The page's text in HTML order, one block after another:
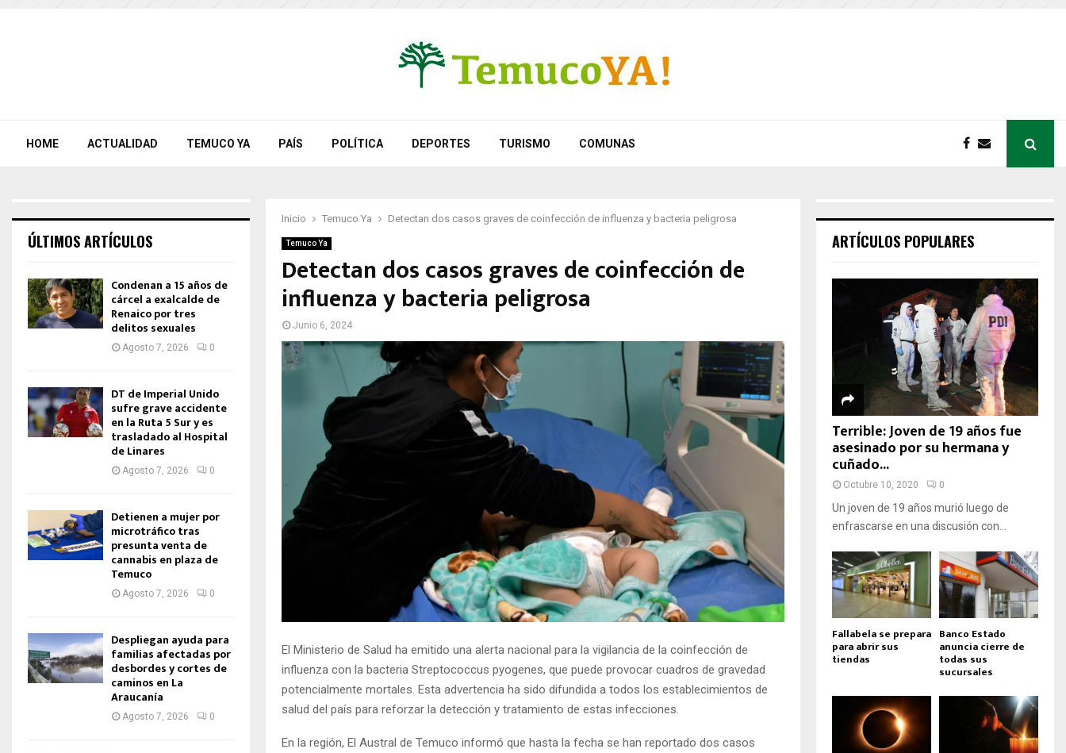
HOME ACTUALIDAD TEMUCO YA PAÍS POLÍTICA DEPORTES TURISMO COMUNAS
Inicio Temuco Ya Detectan dos casos graves de coinfección de influenza y bacteria peligrosa
Temuco Ya
Detectan dos casos graves de coinfección de
influenza y bacteria peligrosa
Junio 6, 2024
El Ministerio de Salud ha emitido una alerta nacional para la vigilancia de la coinfección de
influenza con la bacteria Streptococcus pyogenes, que puede provocar cuadros de gravedad
potencialmente mortales. Esta advertencia ha sido difundida a todos los establecimientos de
salud del país para reforzar la detección y tratamiento de estas infecciones.
En la región, El Austral de Temuco informó que hasta la fecha se han reportado dos casos
ÚLTIMOS ARTÍCULOS
Condenan a 15 años de
cárcel a exalcalde de
Renaico por tres
delitos sexuales
Agosto 7, 2026 0
DT de Imperial Unido
sufre grave accidente
en la Ruta 5 Sur y es
trasladado al Hospital
de Linares
Agosto 7, 2026 0
Detienen a mujer por
microtráfico tras
presunta venta de
cannabis en plaza de
Temuco
Agosto 7, 2026 0
Despliegan ayuda para
familias afectadas por
desbordes y cortes de
caminos en La
Araucanía
Agosto 7, 2026 0
ARTÍCULOS POPULARES
Terrible: Joven de 19 años fue
asesinado por su hermana y
cuñado...
Octubre 10, 2020 0
Un joven de 19 años murió luego de
enfrascarse en una discusión con...
Fallabela se prepara
para abrir sus
tiendas
Banco Estado
anuncia cierre de
todas sus
sucursales